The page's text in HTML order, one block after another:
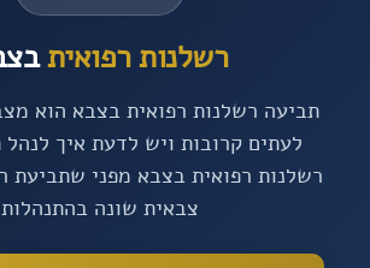
רשלנות רפואית
תביעה רשלנות רפואית בצבא הוא
לעתים קרובות ויש לדעת איך
רשלנות רפואית בצבא מפני שתביעת
צבאית שונה בהתנהלות